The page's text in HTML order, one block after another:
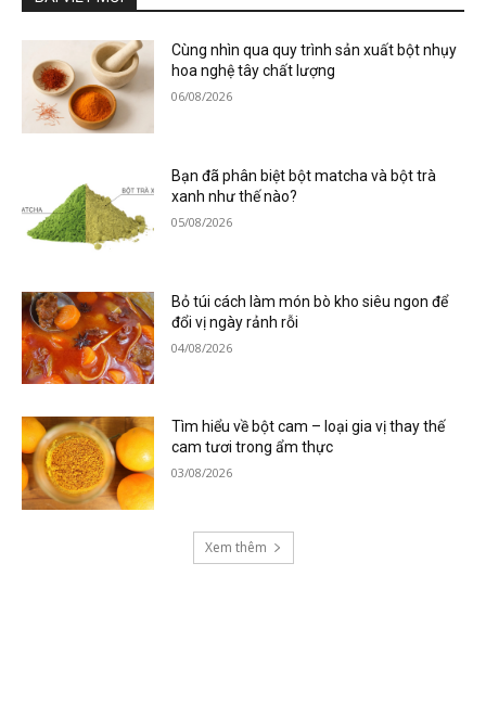
Cùng nhìn qua quy trình sản xuất bột nhụy
hoa nghệ tây chất lượng
06/08/2026
Bạn đã phân biệt bột matcha và bột trà
xanh như thế nào?
05/08/2026
Bỏ túi cách làm món bò kho siêu ngon để
đổi vị ngày rảnh rỗi
04/08/2026
Tìm hiểu về bột cam – loại gia vị thay thế
cam tươi trong ẩm thực
03/08/2026
Xem thêm